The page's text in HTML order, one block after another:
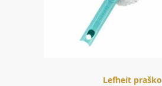
Lefheit praško